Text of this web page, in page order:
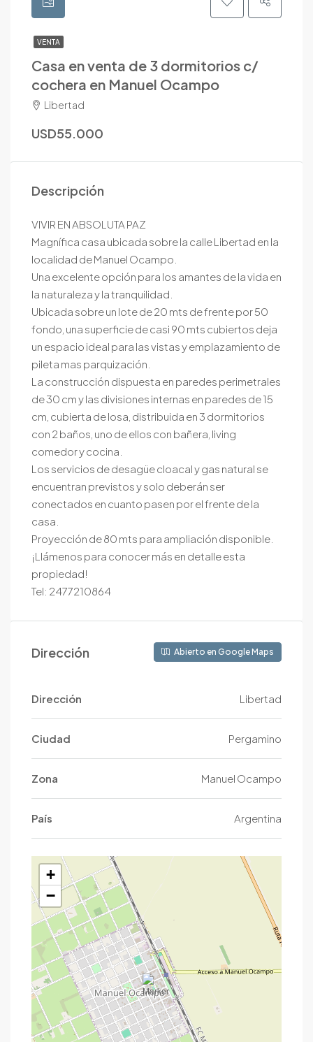
VENTA
Casa en venta de 3 dormitorios c/
cochera en Manuel Ocampo
Libertad
USD55.000
Descripción
VIVIR EN ABSOLUTA PAZ
Magnífica casa ubicada sobre la calle Libertad en la
localidad de Manuel Ocampo.
Una excelente opción para los amantes de la vida en
la naturaleza y la tranquilidad.
Ubicada sobre un lote de 20 mts de frente por 50
fondo, una superficie de casi 90 mts cubiertos deja
un espacio ideal para las vistas y emplazamiento de
pileta mas parquización.
La construcción dispuesta en paredes perimetrales
de 30 cm y las divisiones internas en paredes de 15
cm, cubierta de losa, distribuida en 3 dormitorios
con 2 baños, uno de ellos con bañera, living
comedor y cocina.
Los servicios de desagüe cloacal y gas natural se
encuentran previstos y solo deberán ser
conectados en cuanto pasen por el frente de la
casa.
Proyección de 80 mts para ampliación disponible.
¡Llámenos para conocer más en detalle esta
propiedad!
Tel: 2477210864
Dirección Abierto en Google Maps
Dirección Libertad
Ciudad Pergamino
Zona Manuel Ocampo
País Argentina
+
−